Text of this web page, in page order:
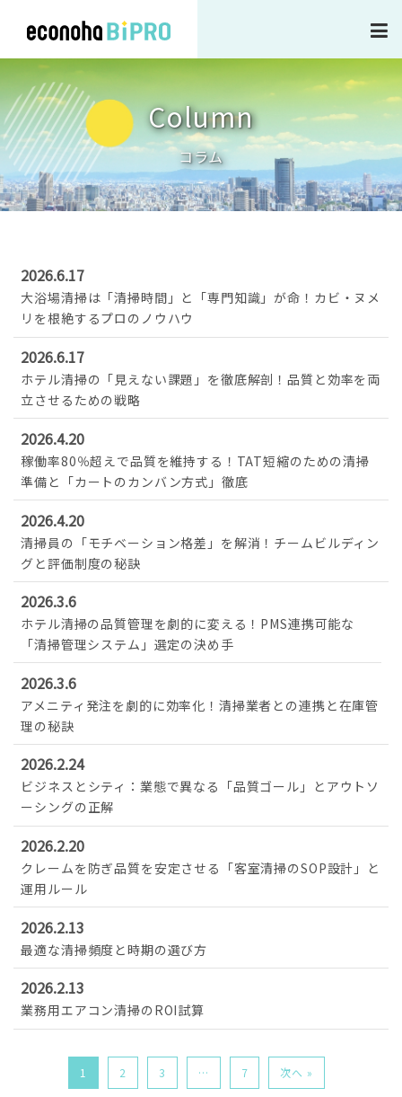
企業情報
事業内容・サービス
新着ニュース
お問い合わせ
Column
コラム
2026.6.17
大浴場清掃は「清掃時間」と「専門知識」が命！カビ・ヌメ
リを根絶するプロのノウハウ
2026.6.17
ホテル清掃の「見えない課題」を徹底解剖！品質と効率を両
立させるための戦略
2026.4.20
稼働率80％超えで品質を維持する！TAT短縮のための清掃
準備と「カートのカンバン方式」徹底
2026.4.20
清掃員の「モチベーション格差」を解消！チームビルディン
グと評価制度の秘訣
2026.3.6
ホテル清掃の品質管理を劇的に変える！PMS連携可能な
「清掃管理システム」選定の決め手
2026.3.6
アメニティ発注を劇的に効率化！清掃業者との連携と在庫管
理の秘訣
2026.2.24
ビジネスとシティ：業態で異なる「品質ゴール」とアウトソ
ーシングの正解
2026.2.20
クレームを防ぎ品質を安定させる「客室清掃のSOP設計」と
運用ルール
2026.2.13
最適な清掃頻度と時期の選び方
2026.2.13
業務用エアコン清掃のROI試算
1 2 3 … 7 次へ »